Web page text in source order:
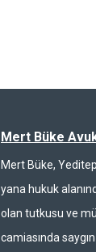
Mert Büke
Mert Büke,
yana hukuk
olan tutkusu ve
camiasında